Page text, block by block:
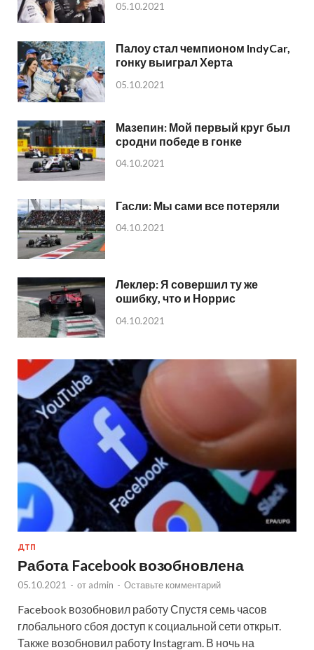
05.10.2021
Палоу стал чемпионом IndyCar,
гонку выиграл Херта
05.10.2021
Мазепин: Мой первый круг был
сродни победе в гонке
04.10.2021
Гасли: Мы сами все потеряли
04.10.2021
Леклер: Я совершил ту же
ошибку, что и Норрис
04.10.2021
ДТП
Работа Facebook возобновлена
05.10.2021 - от admin - Оставьте комментарий
Facebook возобновил работу Спустя семь часов
глобального сбоя доступ к социальной сети открыт.
Также возобновил работу Instagram. В ночь на